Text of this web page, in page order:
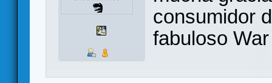
consumidor
fabuloso